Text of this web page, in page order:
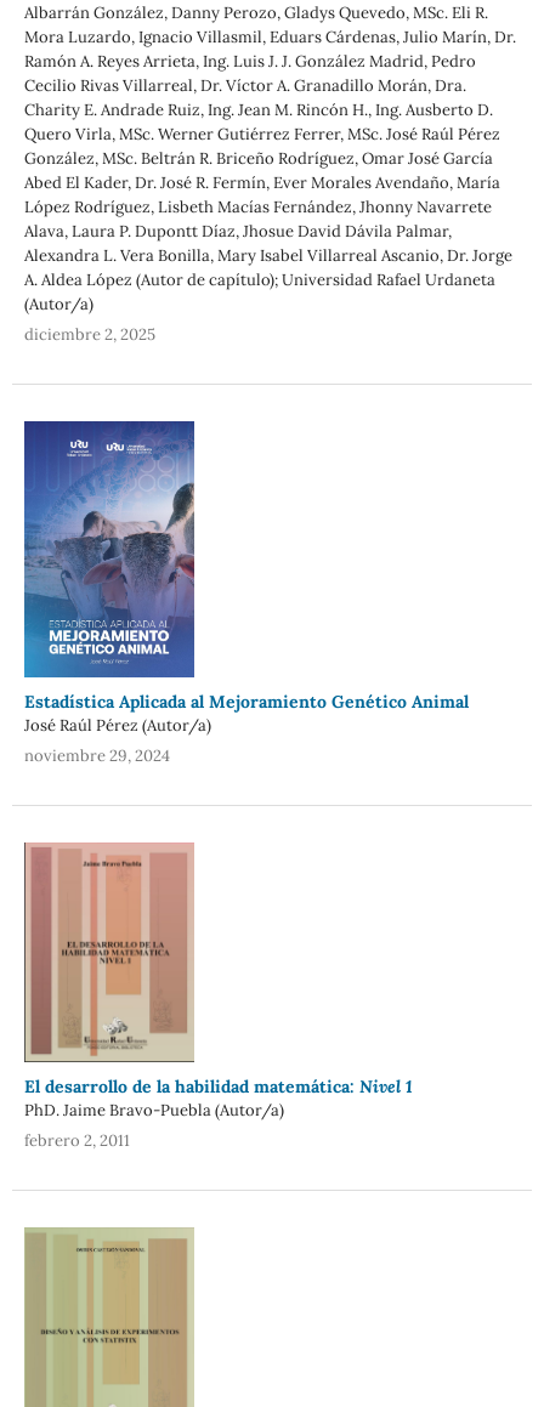
Albarrán González, Danny Perozo, Gladys Quevedo, MSc. Eli R.
Mora Luzardo, Ignacio Villasmil, Eduars Cárdenas, Julio Marín, Dr.
Ramón A. Reyes Arrieta, Ing. Luis J. J. González Madrid, Pedro
Cecilio Rivas Villarreal, Dr. Víctor A. Granadillo Morán, Dra.
Charity E. Andrade Ruiz, Ing. Jean M. Rincón H., Ing. Ausberto D.
Quero Virla, MSc. Werner Gutiérrez Ferrer, MSc. José Raúl Pérez
González, MSc. Beltrán R. Briceño Rodríguez, Omar José García
Abed El Kader, Dr. José R. Fermín, Ever Morales Avendaño, María
López Rodríguez, Lisbeth Macías Fernández, Jhonny Navarrete
Alava, Laura P. Dupontt Díaz, Jhosue David Dávila Palmar,
Alexandra L. Vera Bonilla, Mary Isabel Villarreal Ascanio, Dr. Jorge
A. Aldea López (Autor de capítulo); Universidad Rafael Urdaneta
(Autor/a)
diciembre 2, 2025
Estadística Aplicada al Mejoramiento Genético Animal
José Raúl Pérez (Autor/a)
noviembre 29, 2024
El desarrollo de la habilidad matemática: Nivel 1
PhD. Jaime Bravo-Puebla (Autor/a)
febrero 2, 2011